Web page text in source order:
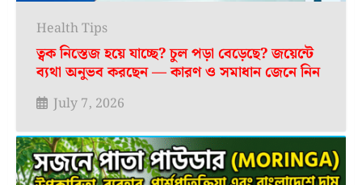
Health Tips
ত্বক নিস্তেজ হয়ে যাচ্ছে? চুল পড়া বেড়েছে? জয়েন্টে
ব্যথা অনুভব করছেন — কারণ ও সমাধান জেনে নিন
July 7, 2026